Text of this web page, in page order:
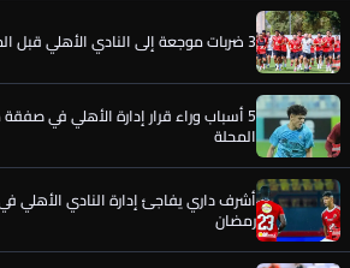
3 ضربات موجعة إلى النادي الأهلي قبل الموسم الجديد.. ملفات ساخنة
5 أسباب وراء قرار إدارة الأهلي في
المحلة
أشرف داري يفاجئ إدارة النادي
رمضان